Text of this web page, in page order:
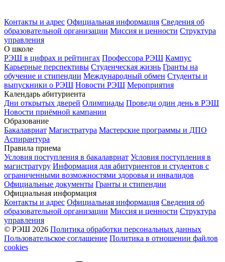
Контакты и адрес Официальная информация Сведения об
образовательной организации Миссия и ценности Структура
управления
О школе
РЭШ в цифрах и рейтингах Профессора РЭШ Кампус
Карьерные перспективы Студенческая жизнь Гранты на
обучение и стипендии Международный обмен Студенты и
выпускники о РЭШ Новости РЭШ Мероприятия
Календарь абитуриента
Дни открытых дверей Олимпиады Проведи один день в РЭШ
Новости приёмной кампании
Образование
Бакалавриат Магистратура Мастерские программы и ДПО
Аспирантура
Правила приема
Условия поступления в бакалавриат Условия поступления в
магистратуру Информация для абитуриентов и студентов с
ограниченными возможностями здоровья и инвалидов
Официальные документы Гранты и стипендии
Официальная информация
Контакты и адрес Официальная информация Сведения об
образовательной организации Миссия и ценности Структура
управления
© РЭШ 2026 Политика обработки персональных данных
Пользовательское соглашение Политика в отношении файлов
cookies